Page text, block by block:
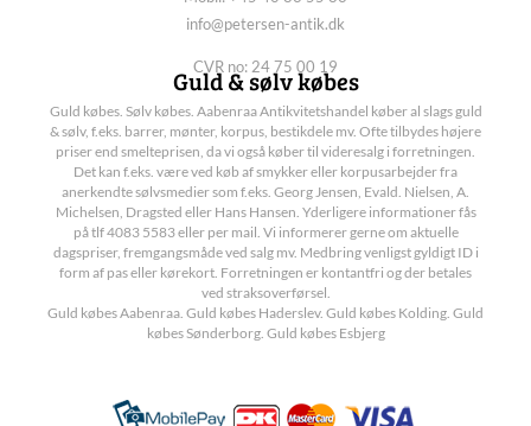
info@petersen-antik.dk
CVR no: 24 75 00 19
Guld & sølv købes
Guld købes. Sølv købes. Aabenraa Antikvitetshandel køber al slags guld
& sølv, f.eks. barrer, mønter, korpus, bestikdele mv. Ofte tilbydes højere
priser end smelteprisen, da vi også køber til videresalg i forretningen.
Det kan f.eks. være ved køb af smykker eller korpusarbejder fra
anerkendte sølvsmedier som f.eks. Georg Jensen, Evald. Nielsen, A.
Michelsen, Dragsted eller Hans Hansen. Yderligere informationer fås
på tlf 4083 5583 eller per mail. Vi informerer gerne om aktuelle
dagspriser, fremgangsmåde ved salg mv. Medbring venligst gyldigt ID i
form af pas eller kørekort. Forretningen er kontantfri og der betales
ved straksoverførsel.
Guld købes Aabenraa. Guld købes Haderslev. Guld købes Kolding. Guld
købes Sønderborg. Guld købes Esbjerg